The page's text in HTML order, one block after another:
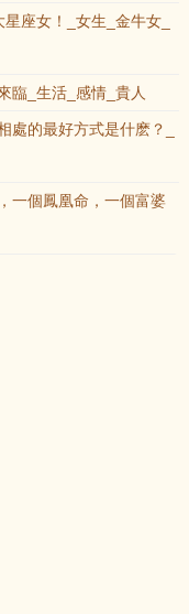
座女！_女生_金牛女_
臨_生活_感情_貴人
處的最好方式是什麽？_
一個鳳凰命，一個富婆